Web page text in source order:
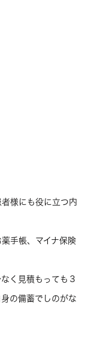
様にも役に立つ内
手帳、マイナ保険
く見積もっても３
の備蓄でしのがな